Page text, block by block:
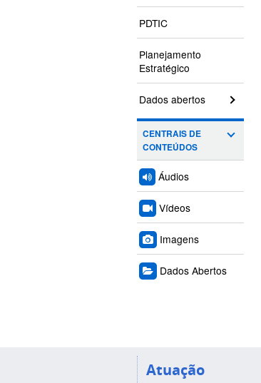
PDTIC
Planejamento
Estratégico
Dados abertos
CENTRAIS DE
CONTEÚDOS
Áudios
Vídeos
Imagens
Dados Abertos
Atuação